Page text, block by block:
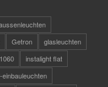
Getron
glasleuchten
instalight flat
einbauleuchten